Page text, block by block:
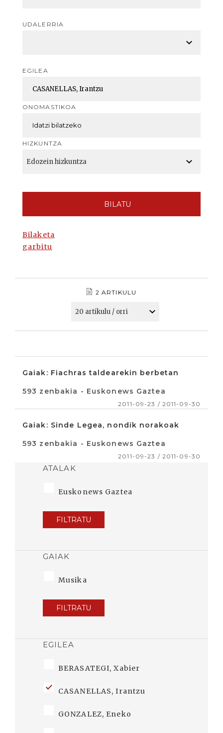
UDALERRIA
EGILEA
ONOMASTIKOA
HIZKUNTZA
BILATU
Bilaketa
garbitu
2 ARTIKULU
Gaiak: Fiachras taldearekin berbetan
593 zenbakia - Euskonews Gaztea
2011-09-23 / 2011-09-30
Gaiak: Sinde Legea, nondik norakoak
593 zenbakia - Euskonews Gaztea
2011-09-23 / 2011-09-30
ATALAK
Euskonews Gaztea
FILTRATU
GAIAK
Musika
FILTRATU
EGILEA
BERASATEGI, Xabier
CASANELLAS, Irantzu
GONZALEZ, Eneko